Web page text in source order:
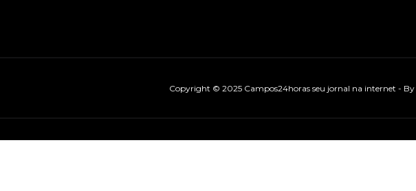
Copyright © 2025 Campos24horas seu jornal na internet - By